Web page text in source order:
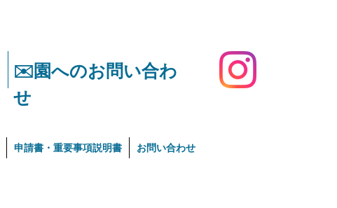
​✉️園へのお問い合わ
せ
申請書・重要事項説明書 お問い合わせ